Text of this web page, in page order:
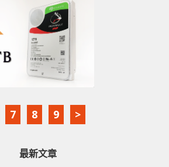
7 8 9 >
最新文章